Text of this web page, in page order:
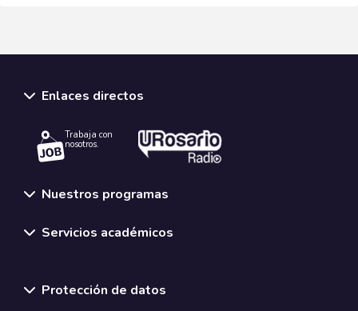
Enlaces directos
Trabaja con
nosotros.
Nuestros programas
Servicios académicos
Protección de datos